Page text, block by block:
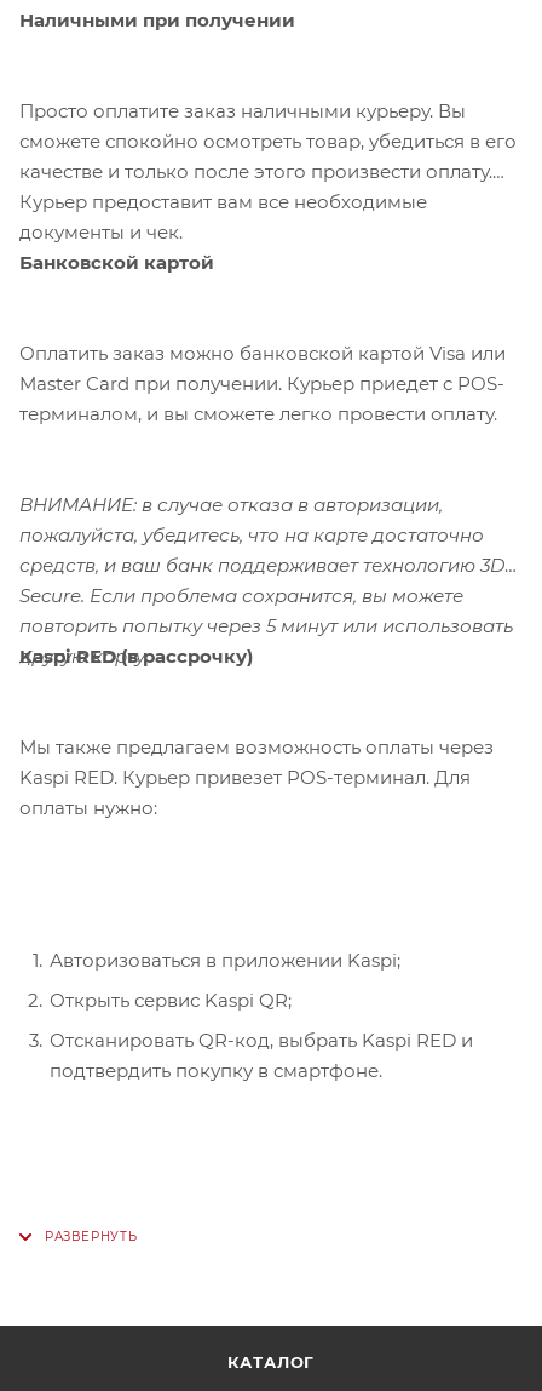
Наличными при получении
Просто оплатите заказ наличными курьеру. Вы
сможете спокойно осмотреть товар, убедиться в его
качестве и только после этого произвести оплату.
Курьер предоставит вам все необходимые
документы и чек.
Банковской картой
Оплатить заказ можно банковской картой Visa или
Master Card при получении. Курьер приедет с POS-
терминалом, и вы сможете легко провести оплату.
ВНИМАНИЕ: в случае отказа в авторизации,
пожалуйста, убедитесь, что на карте достаточно
средств, и ваш банк поддерживает технологию 3D-
Secure. Если проблема сохранится, вы можете
повторить попытку через 5 минут или использовать
другую карту.
Kaspi RED (в рассрочку)
Мы также предлагаем возможность оплаты через
Kaspi RED. Курьер привезет POS-терминал. Для
оплаты нужно:
Авторизоваться в приложении Kaspi;
Открыть сервис Kaspi QR;
Отсканировать QR-код, выбрать Kaspi RED и
подтвердить покупку в смартфоне.
КАТАЛОГ